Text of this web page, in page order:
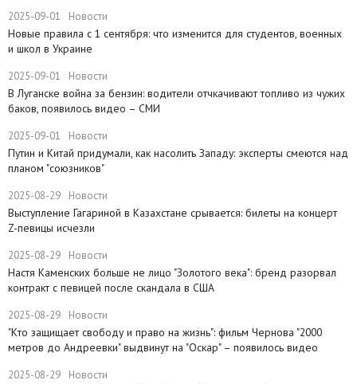
2025-09-01 Новости
Новые правила с 1 сентября: что изменится для студентов, военных
и школ в Украине
2025-09-01 Новости
В Луганске война за бензин: водители отчкачивают топливо из чужих
баков, появилось видео – СМИ
2025-09-01 Новости
Путин и Китай придумали, как насолить Западу: эксперты смеются над
планом "союзников"
2025-08-29 Новости
​Выступление Гагариной в Казахстане срывается: билеты на концерт
Z-певицы исчезли
2025-08-29 Новости
​Настя Каменских больше не лицо "Золотого века": бренд разорвал
контракт с певицей после скандала в США
2025-08-29 Новости
"Кто защищает свободу и право на жизнь": фильм Чернова "2000
метров до Андреевки" выдвинут на "Оскар" – появилось видео
2025-08-29 Новости